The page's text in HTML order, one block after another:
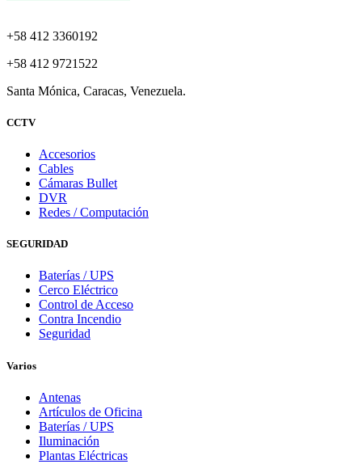
+58 412 3360192
+58 412 9721522
Santa Mónica, Caracas, Venezuela.
CCTV
Accesorios
Cables
Cámaras Bullet
DVR
Redes / Computación
SEGURIDAD
Baterías / UPS
Cerco Eléctrico
Control de Acceso
Contra Incendio
Seguridad
Varios
Antenas
Artículos de Oficina
Baterías / UPS
Iluminación
Plantas Eléctricas